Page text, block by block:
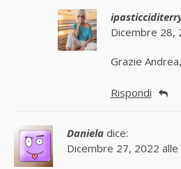
Dicembre 28,
Grazie
Rispondi
Daniela dice:
Dicembre 27, 2022 alle